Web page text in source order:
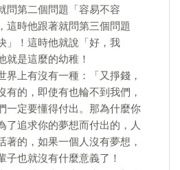
問第二個問題「容易不容
這時他跟著就問第三個問題
」！這時他就說「好，我
就是這麼的幼稚！
界上有沒有一種：「又掙錢，
有的，即使有也輪不到我們，
一定要懂得付出。那為什麼你
了追求你的夢想而付出的，人
著的，如果一個人沒有夢想，
子也就沒有什麼意義了！